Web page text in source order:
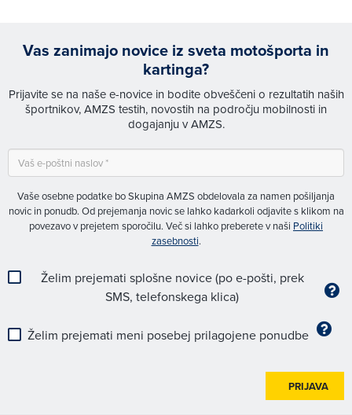
Vas zanimajo novice iz sveta motošporta in
kartinga?
Prijavite se na naše e-novice in bodite obveščeni o rezultatih naših
športnikov, AMZS testih, novostih na področju mobilnosti in
dogajanju v AMZS.
Vaše osebne podatke bo Skupina AMZS obdelovala za namen pošiljanja
novic in ponudb. Od prejemanja novic se lahko kadarkoli odjavite s klikom na
povezavo v prejetem sporočilu. Več si lahko preberete v naši Politiki
zasebnosti.
Želim prejemati splošne novice (po e-pošti, prek
SMS, telefonskega klica)
Želim prejemati meni posebej prilagojene ponudbe
PRIJAVA